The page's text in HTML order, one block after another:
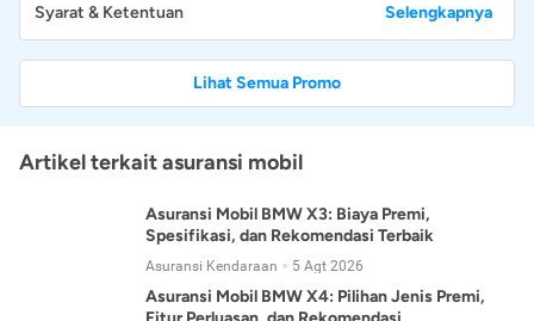
Syarat & Ketentuan Selengkapnya
Lihat Semua Promo
Artikel terkait asuransi mobil
Asuransi Mobil BMW X3: Biaya Premi,
Spesifikasi, dan Rekomendasi Terbaik
Asuransi Kendaraan 5 Agt 2026
Asuransi Mobil BMW X4: Pilihan Jenis Premi,